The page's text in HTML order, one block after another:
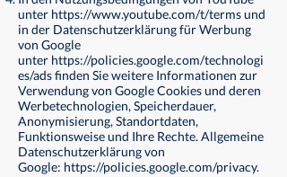
unter https://www.youtube.com/t/terms und
in der Datenschutzerklärung für Werbung
von Google
unter https://policies.google.com/technologi
es/ads finden Sie weitere Informationen zur
Verwendung von Google Cookies und deren
Werbetechnologien, Speicherdauer,
Anonymisierung, Standortdaten,
Funktionsweise und Ihre Rechte. Allgemeine
Datenschutzerklärung von
Google: https://policies.google.com/privacy.